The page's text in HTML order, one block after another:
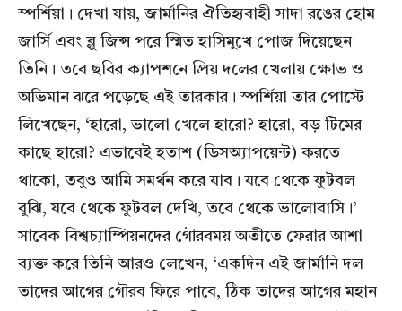
স্পর্শিয়া। দেখা যায়, জার্মানির ঐতিহ্যবাহী সাদা রঙের হোম
জার্সি এবং ব্লু জিন্স পরে স্মিত হাসিমুখে পোজ দিয়েছেন
তিনি। তবে ছবির ক্যাপশনে প্রিয় দলের খেলায় ক্ষোভ ও
অভিমান ঝরে পড়েছে এই তারকার। স্পর্শিয়া তার পোস্টে
লিখেছেন, ‘হারো, ভালো খেলে হারো? হারো, বড় টিমের
কাছে হারো? এভাবেই হতাশ (ডিসঅ্যাপয়েন্ট) করতে
থাকো, তবুও আমি সমর্থন করে যাব। যবে থেকে ফুটবল
বুঝি, যবে থেকে ফুটবল দেখি, তবে থেকে ভালোবাসি।’
সাবেক বিশ্বচ্যাম্পিয়নদের গৌরবময় অতীতে ফেরার আশা
ব্যক্ত করে তিনি আরও লেখেন, ‘একদিন এই জার্মানি দল
তাদের আগের গৌরব ফিরে পাবে, ঠিক তাদের আগের মহান